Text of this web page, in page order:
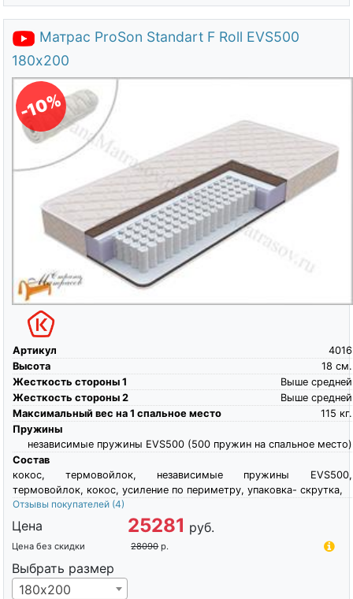
Матрас ProSon Standart F Roll EVS500
180х200
-10%
Артикул
4016
Высота
см.
18
Жесткость стороны 1
Выше средней
Жесткость стороны 2
Выше средней
Максимальный вес на 1 спальное место
кг.
115
Пружины
независимые пружины EVS500 (500 пружин на спальное место)
Состав
кокос, термовойлок, независимые пружины EVS500,
термовойлок, кокос, усиление по периметру, упаковка- скрутка,
Отзывы покупателей (4)
Цена 25281 руб.
Цена без скидки 28090 р.
Выбрать размер
180х200